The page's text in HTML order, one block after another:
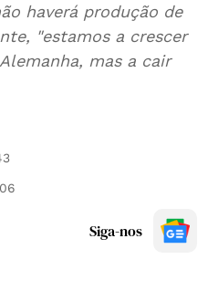
haverá produção de
"estamos a crescer
mas a cair
Siga-nos